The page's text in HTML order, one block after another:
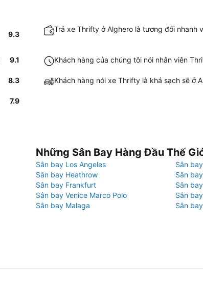
9.3
Trả xe Thrifty ở Alghero là tương đối nhanh
9.1 Khách hàng của chúng tôi nói nhân viên
8.3 Khách hàng nói xe Thrifty là khá sạch sẽ ở
7.9
Những Sân Bay Hàng Đầu Thế
Sân bay Los Angeles
Sân
Sân bay Heathrow
Sân
Sân bay Frankfurt
Sân
Sân bay Venice Marco Polo
Sân
Sân bay Malaga
Sân